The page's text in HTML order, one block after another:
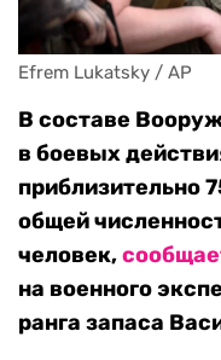
Efrem Lukatsky / AP
В составе
в боевых
приблизительно
общей
человек,
на военного
ранга запаса